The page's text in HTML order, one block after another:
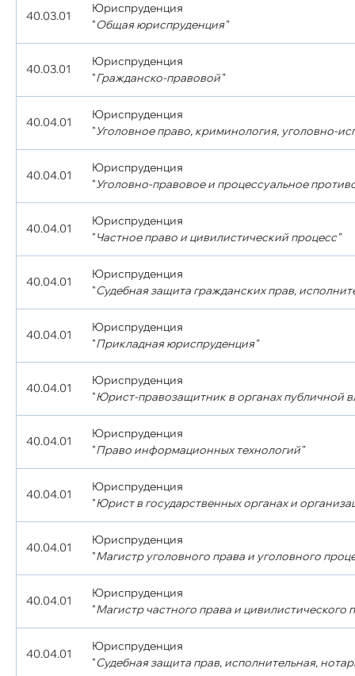
40.03.01
Юриспруденция
"Общая юриспруденция"
40.03.01
Юриспруденция
"Гражданско-правовой"
40.04.01
Юриспруденция
"Уголовное право, криминология, уголовно-
40.04.01
Юриспруденция
"Уголовно-правовое и процессуальное
40.04.01
Юриспруденция
"Частное право и цивилистический процесс"
40.04.01
Юриспруденция
"Судебная защита гражданских прав,
40.04.01
Юриспруденция
"Прикладная юриспруденция"
40.04.01
Юриспруденция
"Юрист-правозащитник в органах публичной
40.04.01
Юриспруденция
"Право информационных технологий"
40.04.01
Юриспруденция
"Юрист в государственных органах и
40.04.01
Юриспруденция
"Магистр уголовного права и уголовного
40.04.01
Юриспруденция
"Магистр частного права и цивилистического
40.04.01
Юриспруденция
"Судебная защита прав, исполнительная,